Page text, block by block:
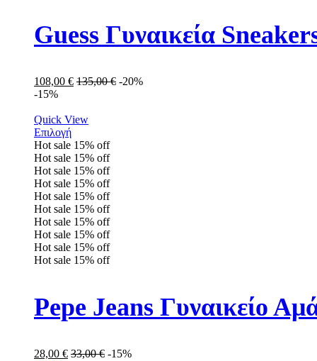
Guess Γυναικεία
108,00 € 135,00€ -20%
-15%
Quick View
Επιλογή
Hot sale 15% off
Hot sale 15% off
Hot sale 15% off
Hot sale 15% off
Hot sale 15% off
Hot sale 15% off
Hot sale 15% off
Hot sale 15% off
Hot sale 15% off
Hot sale 15% off
Pepe Jeans Γυναικείο
28,00 € 33,00€ -15%